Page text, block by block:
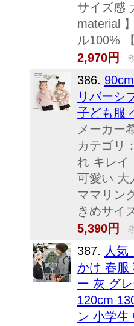
サイズ感
material
ル100%
2,970円
386.
リバーシ
子ども服
メーカー
カテゴリ
れ キレイ
可愛い 大
ママリン
きめサイ
5,390円
387. 人気
かけ 春服
ー 灰 グ
120cm
ン 小学生